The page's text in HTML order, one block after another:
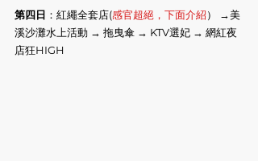
第四日 ：紅繩全套店(感官超絕，下面介紹） →美
溪沙灘水上活動 → 拖曳傘 → KTV選妃 → 網紅夜
店狂HIGH